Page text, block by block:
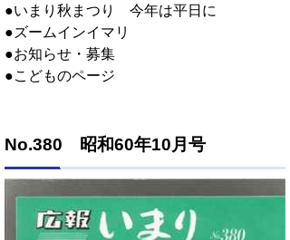
●いまり秋まつり 今年は平日に
●ズームインイマリ
●お知らせ・募集
●こどものページ
No.380 昭和60年10月号